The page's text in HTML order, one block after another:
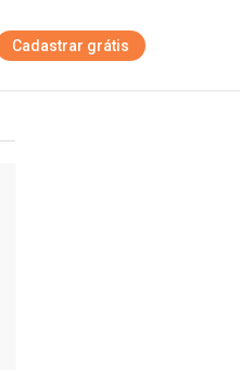
Cadastrar grátis